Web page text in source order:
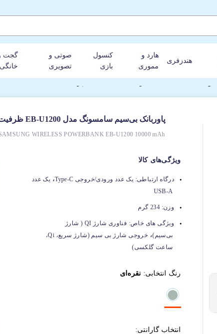
هندزفری
هارد و
مموری
کنسول
بازی
صوتی و
تصویری
گجت
خانگی
پاوربانک بی‌سیم سامسونگ مدل EB-U1200 ظرفیت 10000 میلی‌آمپرساعت
WIRELESS POWERBANK EB-U1200 10000 mAh
ویژگی‌های کالا
درگاه ارتباطی: یک عدد ورودی/خروجی Type-C ، یک عدد
USB-A
وزن: 234 گرم
ویژگی های خاص:
فناوری شارژ QI ( شارژ
بی‌سیم)،
خروجی شارژ بی سیم (شارژ سریع، Qi،
ساعت گلکسی)
رنگ انتخابی: نقره‌ای
انتخاب گارانتی: